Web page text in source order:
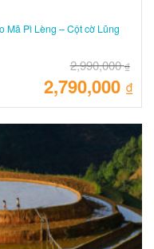
Pì Lèng – Cột cờ Lũng
2,990,000₫
gốc
2,790,000 ₫
Giá
tại
là: